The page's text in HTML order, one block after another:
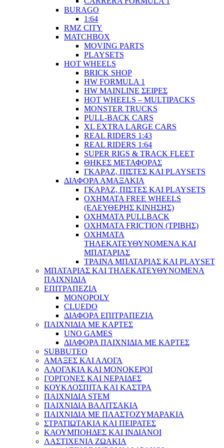
BURAGO
1:64
RMZ CITY
MATCHBOX
MOVING PARTS
PLAYSETS
HOT WHEELS
BRICK SHOP
HW FORMULA 1
HW MAINLINE ΣΕΙΡΕΣ
HOT WHEELS – MULTIPACKS
MONSTER TRUCKS
PULL-BACK CARS
XL EXTRA LARGE CARS
REAL RIDERS 1:43
REAL RIDERS 1:64
SUPER RIGS & TRACK FLEET
ΘΗΚΕΣ ΜΕΤΑΦΟΡΑΣ
ΓΚΑΡΑΖ, ΠΙΣΤΕΣ ΚΑΙ PLAYSETS
ΔΙΑΦΟΡΑ ΑΜΑΞΑΚΙΑ
ΓΚΑΡΑΖ, ΠΙΣΤΕΣ ΚΑΙ PLAYSETS
ΟΧΗΜΑΤΑ FREE WHEELS
(ΕΛΕΥΘΕΡΗΣ ΚΙΝΗΣΗΣ)
ΟΧΗΜΑΤΑ PULLBACK
ΟΧΗΜΑΤΑ FRICTION (ΤΡΙΒΗΣ)
ΟΧΗΜΑΤΑ
ΤΗΛΕΚΑΤΕΥΘΥΝΟΜΕΝΑ ΚΑΙ
ΜΠΑΤΑΡΙΑΣ
ΤΡΑΙΝΑ ΜΠΑΤΑΡΙΑΣ ΚΑΙ PLAYSET
ΜΠΑΤΑΡΙΑΣ ΚΑΙ ΤΗΛΕΚΑΤΕΥΘΥΝΟΜΕΝΑ
ΠΑΙΧΝΙΔΙΑ
ΕΠΙΤΡΑΠΕΖΙΑ
MONOPOLY
CLUEDO
ΔΙΑΦΟΡΑ ΕΠΙΤΡΑΠΕΖΙΑ
ΠΑΙΧΝΙΔΙΑ ΜΕ ΚΑΡΤΕΣ
UNO GAMES
ΔΙΑΦΟΡΑ ΠΑΙΧΝΙΔΙΑ ΜΕ ΚΑΡΤΕΣ
SUBBUTEO
ΑΜΑΞΕΣ ΚΑΙ ΑΛΟΓΑ
ΑΛΟΓΑΚΙΑ ΚΑΙ ΜΟΝΟΚΕΡΟΙ
ΓΟΡΓΟΝΕΣ ΚΑΙ ΝΕΡΑΙΔΕΣ
ΚΟΥΚΛΟΣΠΙΤΑ ΚΑΙ ΚΑΣΤΡΑ
ΠΑΙΧΝΙΔΙΑ STEM
ΠΑΙΧΝΙΔΙΑ ΒΑΛΙΤΣΑΚΙΑ
ΠΑΙΧΝΙΔΙΑ ΜΕ ΠΛΑΣΤΟΖΥΜΑΡΑΚΙΑ
ΣΤΡΑΤΙΩΤΑΚΙΑ ΚΑΙ ΠΕΙΡΑΤΕΣ
ΚΑΟΥΜΠΟΗΔΕΣ ΚΑΙ ΙΝΔΙΑΝΟΙ
ΛΑΣΤΙΧΕΝΙΑ ΖΩΑΚΙΑ